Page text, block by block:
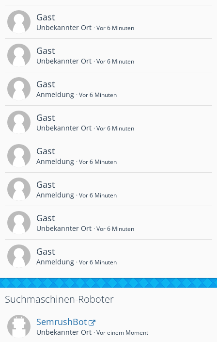
Gast
Unbekannter Ort Vor 6 Minuten
Gast
Unbekannter Ort Vor 6 Minuten
Gast
Anmeldung Vor 6 Minuten
Gast
Unbekannter Ort Vor 6 Minuten
Gast
Anmeldung Vor 6 Minuten
Gast
Anmeldung Vor 6 Minuten
Gast
Unbekannter Ort Vor 6 Minuten
Gast
Anmeldung Vor 6 Minuten
Suchmaschinen-Roboter
SemrushBot
Unbekannter Ort Vor einem Moment